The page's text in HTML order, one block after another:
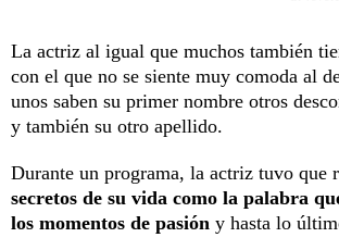
La actriz al igual que muchos también
con el que no se siente muy comoda al
unos saben su primer nombre otros
y también su otro apellido.
Durante un programa, la actriz tuvo que
secretos de su vida como la palabra
los momentos de pasión y hasta lo